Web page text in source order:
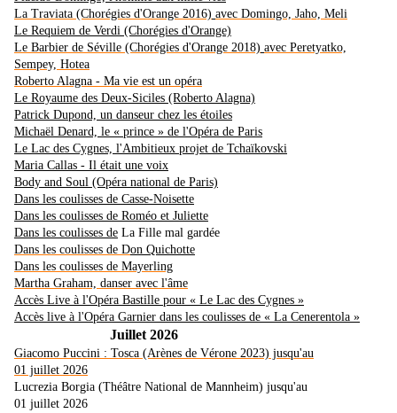
La Traviata (Chorégies d'Orange 2016) avec Domingo, Jaho, Meli
Le Requiem de Verdi (Chorégies d'Orange)
Le Barbier de Séville (Chorégies d'Orange 2018) avec Peretyatko,
Sempey, Hotea
Roberto Alagna - Ma vie est un opéra
Le Royaume des Deux-Siciles (Roberto Alagna)
Patrick Dupond, un danseur chez les étoiles
Michaël Denard, le « prince » de l'Opéra de Paris
Le Lac des Cygnes, l'Ambitieux projet de Tchaïkovski
Maria Callas - Il était une voix
Body and Soul (Opéra national de Paris)
Dans les coulisses de Casse-Noisette
Dans les coulisses de Roméo et Juliette
Dans les coulisses de La Fille mal gardée
Dans les coulisses de Don Quichotte
Dans les coulisses de Mayerling
Martha Graham, danser avec l'âme
Accès Live à l'Opéra Bastille pour « Le Lac des Cygnes »
Accès live à l'Opéra Garnier dans les coulisses de « La Cenerentola »
Juillet 2026
Giacomo Puccini : Tosca (Arènes de Vérone 2023) jusqu'au
01 juillet 2026
Lucrezia Borgia (Théâtre National de Mannheim) jusqu'au
01 juillet 2026